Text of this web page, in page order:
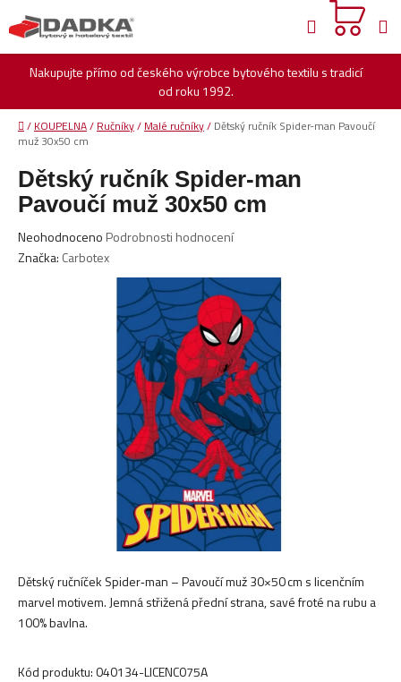
na
obsah
Nakupujte přímo od českého výrobce bytového textilu s tradicí
od roku 1992.
Hledat
Domů
/ KOUPELNA/ Ručníky/ Malé ručníky/ Dětský ručník Spider-man Pavoučí
muž 30x50 cm
Dětský ručníček Spider‑man – Pavoučí muž 30×50 cm s licenčním
marvel motivem. Jemná střižená přední strana, savé froté na rubu a
100% bavlna.
Kód produktu:040134-LICENC075A
Dětský ručník Spider-man
Pavoučí muž 30x50 cm
Průměrné
hodnocení
Neohodnoceno Podrobnosti hodnocení
Značka: Carbotex